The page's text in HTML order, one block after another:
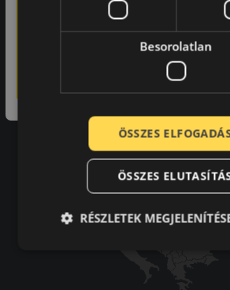
Vásárlási feltételek
Tudástár
GYIK
Szállítási és fizetési
Besorolatlan
ÖSSZES
ÖSSZES
RÉSZLETEK